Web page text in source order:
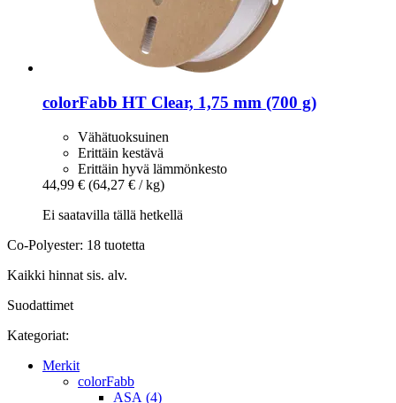
colorFabb HT Clear, 1,75 mm (700 g)
Vähätuoksuinen
Erittäin kestävä
Erittäin hyvä lämmönkesto
44,99 € (64,27 € / kg)
Ei saatavilla tällä hetkellä
Co-Polyester: 18 tuotetta
Kaikki hinnat sis. alv.
Suodattimet
Kategoriat:
Merkit
colorFabb
ASA (4)